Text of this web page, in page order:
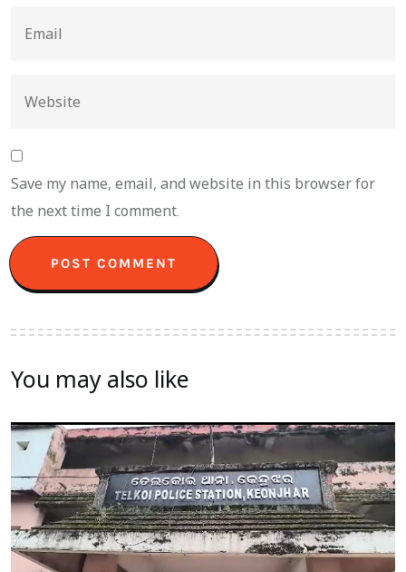
Save my name, email, and website in this browser for
the next time I comment.
You may also like